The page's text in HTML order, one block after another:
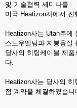
및 기술협력 세미나를
미국 Heatizon사에서 진
Heatizon사는 Utah주에
스노우멜팅과 지붕융설
당사의 히팅케이블 제
다.
Heatizon사는 당사의
점 계약을 체결하였습니